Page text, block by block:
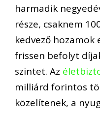
harmadik
része, csaknem
kedvező hozamok
frissen befolyt
szintet. Az
milliárd forintos
közelítenek, a